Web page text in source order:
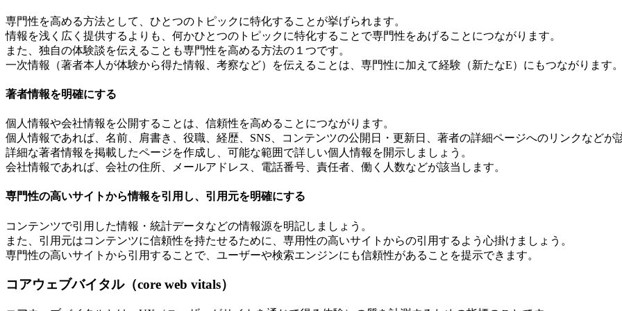
専門性を高める方法として、ひとつのトピックに特化することが挙げられます。
情報を浅く広く提供するよりも、何かひとつのトピックに特化することで専門性をあげることにつながります。
また、独自の体験談を伝えることも専門性を高める方法の１つです。
一次情報（著者本人が体験から得た情報、考察など）を伝えることは、専門性に加えて経験（新たなE）にもつながります。
著者情報を明確にする
個人情報や会社情報を公開することは、信頼性を高めることにつながります。
個人情報であれば、名前、肩書き、役職、経歴、SNS、コンテンツの公開日・更新日、著者の詳細ページへのリンクなどが
詳細な著者情報を掲載したページを作成し、可能な範囲で詳しい個人情報を開示しましょう。
会社情報であれば、会社の住所、メールアドレス、電話番号、責任者、働く人数などが該当します。
専門性の高いサイトから情報を引用し、引用元を明確にする
コンテンツで引用した情報・統計データなどの情報源を明記しましょう。
また、引用元はコンテンツに信頼性を持たせるために、専用性の高いサイトからの引用するよう心掛けましょう。
専門性の高いサイトから引用することで、ユーザーや検索エンジンにも信頼性があることを提示できます。
コアウェブバイタル（core web vitals）